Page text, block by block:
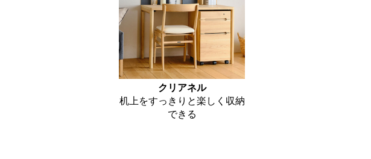
クリアネル
机上をすっきりと楽しく収納
できる